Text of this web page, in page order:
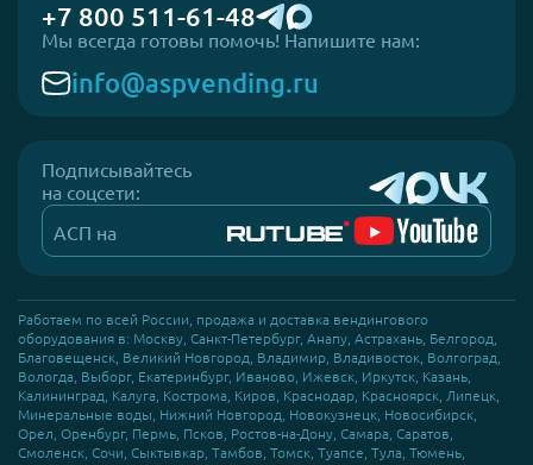
+7 800 511-61-48
Мы всегда готовы помочь! Напишите нам:
info@aspvending.ru
Подписывайтесь
на соцсети:
АСП на
Работаем по всей России, продажа и доставка вендингового
оборудования в: Москву, Санкт-Петербург, Анапу, Астрахань, Белгород,
Благовещенск, Великий Новгород, Владимир, Владивосток, Волгоград,
Вологда, Выборг, Екатеринбург, Иваново, Ижевск, Иркутск, Казань,
Калининград, Калуга, Кострома, Киров, Краснодар, Красноярск, Липецк,
Минеральные воды, Нижний Новгород, Новокузнецк, Новосибирск,
Орел, Оренбург, Пермь, Псков, Ростов-на-Дону, Самара, Саратов,
Смоленск, Сочи, Сыктывкар, Тамбов, Томск, Туапсе, Тула, Тюмень,